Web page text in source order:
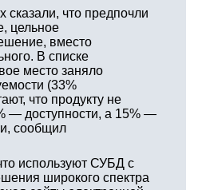
что предпочли
цельное
вместо
В списке
место заняло
(33%
что продукту не
— доступности, а 15% —
сообщил
используют СУБД с
широкого спектра